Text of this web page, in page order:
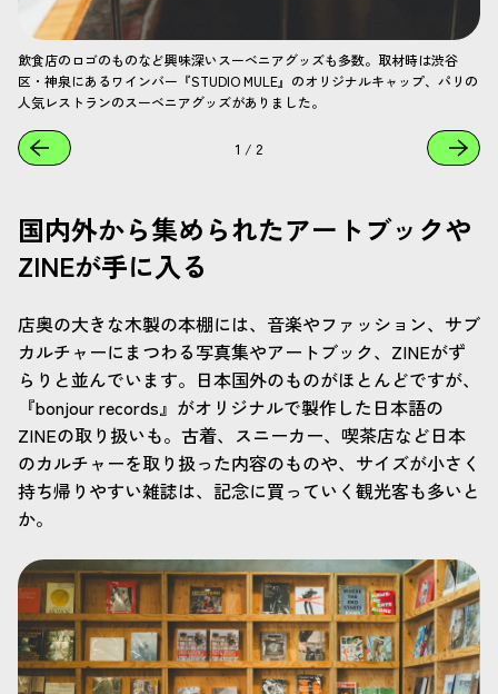
飲食店のロゴのものなど興味深いスーベニアグッズも多数。取材時は渋谷
区・神泉にあるワインバー『STUDIO MULE』のオリジナルキャップ、パリの
人気レストランのスーベニアグッズがありました。
1 / 2
国内外から集められたアートブックや
ZINEが手に入る
店奥の大きな木製の本棚には、音楽やファッション、サブ
カルチャーにまつわる写真集やアートブック、ZINEがず
らりと並んでいます。日本国外のものがほとんどですが、
『bonjour records』がオリジナルで製作した日本語の
ZINEの取り扱いも。古着、スニーカー、喫茶店など日本
のカルチャーを取り扱った内容のものや、サイズが小さく
持ち帰りやすい雑誌は、記念に買っていく観光客も多いと
か。